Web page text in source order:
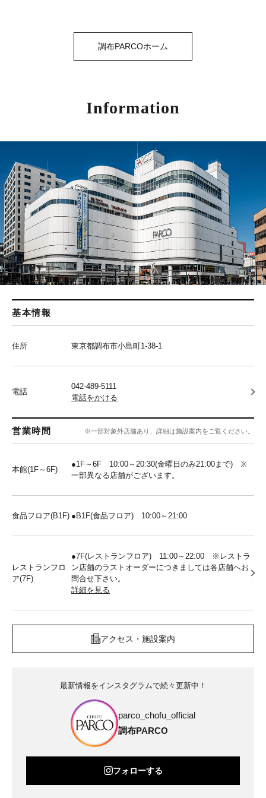
調布PARCOホーム
Information
基本情報
住所 東京都調布市小島町1-38-1
電話
042-489-5111
電話をかける
営業時間 ※一部対象外店舗あり、詳細は施設案内をご覧ください。
本館(1F～6F)
●1F～6F 10:00～20:30(金曜日のみ21:00まで) ※
一部異なる店舗がございます。
食品フロア(B1F) ●B1F(食品フロア) 10:00～21:00
レストランフロ
ア(7F)
●7F(レストランフロア) 11:00～22:00 ※レストラ
ン店舗のラストオーダーにつきましては各店舗へお
問合せ下さい。
詳細を見る
アクセス・施設案内
最新情報をインスタグラムで続々更新中！
parco_chofu_official
調布PARCO
フォローする